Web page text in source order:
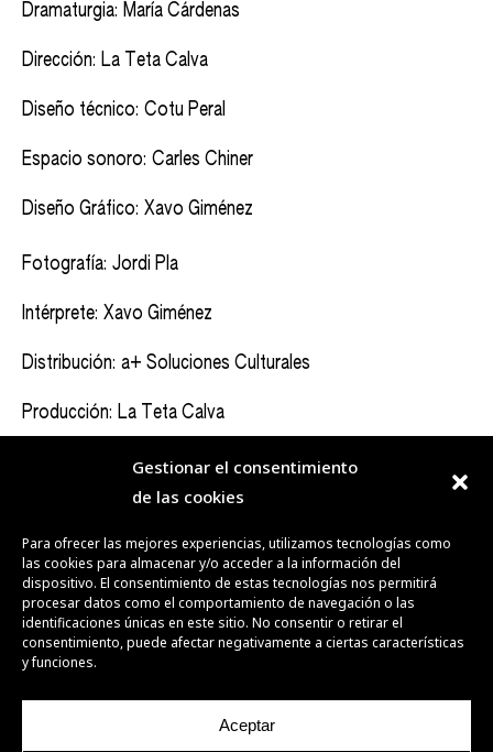
Gestionar el consentimiento
de las cookies
Para ofrecer las mejores experiencias, utilizamos tecnologías como
las cookies para almacenar y/o acceder a la información del
dispositivo. El consentimiento de estas tecnologías nos permitirá
procesar datos como el comportamiento de navegación o las
identificaciones únicas en este sitio. No consentir o retirar el
consentimiento, puede afectar negativamente a ciertas características
y funciones.
Aceptar
Dramaturgia: María Cárdenas
Dirección: La Teta Calva
Diseño técnico: Cotu Peral
Espacio sonoro: Carles Chiner
Diseño Gráfico: Xavo Giménez
Fotografía: Jordi Pla
Intérprete: Xavo Giménez
Distribución: a+ Soluciones Culturales
Producción: La Teta Calva
DEL 06 AL 15.11.2026